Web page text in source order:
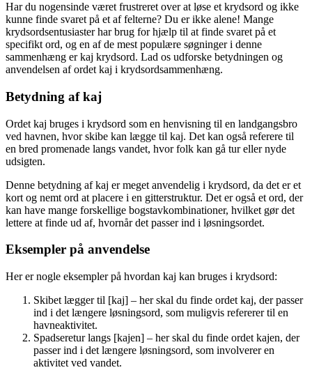
Har du nogensinde været frustreret over at løse et krydsord og ikke
kunne finde svaret på et af felterne? Du er ikke alene! Mange
krydsordsentusiaster har brug for hjælp til at finde svaret på et
specifikt ord, og en af de mest populære søgninger i denne
sammenhæng er kaj krydsord. Lad os udforske betydningen og
anvendelsen af ordet kaj i krydsordsammenhæng.
Betydning af kaj
Ordet kaj bruges i krydsord som en henvisning til en landgangsbro
ved havnen, hvor skibe kan lægge til kaj. Det kan også referere til
en bred promenade langs vandet, hvor folk kan gå tur eller nyde
udsigten.
Denne betydning af kaj er meget anvendelig i krydsord, da det er et
kort og nemt ord at placere i en gitterstruktur. Det er også et ord, der
kan have mange forskellige bogstavkombinationer, hvilket gør det
lettere at finde ud af, hvornår det passer ind i løsningsordet.
Eksempler på anvendelse
Her er nogle eksempler på hvordan kaj kan bruges i krydsord:
Skibet lægger til [kaj] – her skal du finde ordet kaj, der passer
ind i det længere løsningsord, som muligvis refererer til en
havneaktivitet.
Spadseretur langs [kajen] – her skal du finde ordet kajen, der
passer ind i det længere løsningsord, som involverer en
aktivitet ved vandet.